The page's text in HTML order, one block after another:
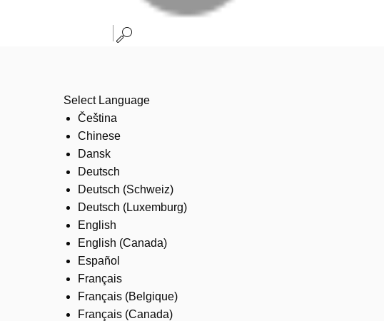
Select Language
Čeština
Chinese
Dansk
Deutsch
Deutsch (Schweiz)
Deutsch (Luxemburg)
English
English (Canada)
Español
Français
Français (Belgique)
Français (Canada)